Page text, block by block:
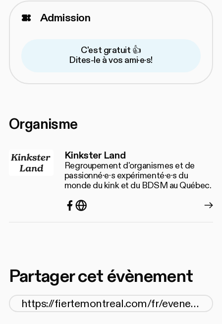
Admission
C'est gratuit 👍
Dites-le à vos ami·e·s!
Organisme
Kinkster Land
Regroupement d'organismes et de
passionné·e·s expérimenté·e·s du
monde du kink et du BDSM au Québec.
Facebook
https://kinkster.land
Partager cet évènement